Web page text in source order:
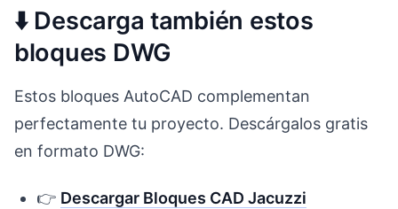
⬇️ Descarga también estos
bloques DWG
Estos bloques AutoCAD complementan
perfectamente tu proyecto. Descárgalos gratis
en formato DWG:
👉 Descargar Bloques CAD Jacuzzi